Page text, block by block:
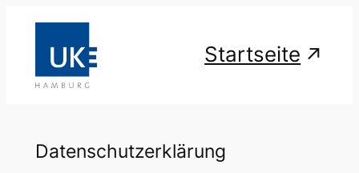
springen
Startseite
Datenschutzerklärung